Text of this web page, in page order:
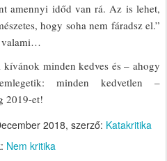
amennyi időd van rá. Az is lehet,
hogy soha nem fáradsz el.”
valami…
minden kedves és – ahogy
minden kedvetlen –
2019-et!
2018, szerző: Katakritika
Nem kritika